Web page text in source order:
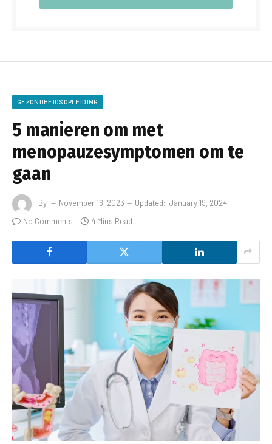
GEZONDHEIDSOPLEIDING
5 manieren om met
menopauzesymptomen om te
gaan
By November 16, 2023 Updated: January 19, 2024
No Comments
4 Mins Read